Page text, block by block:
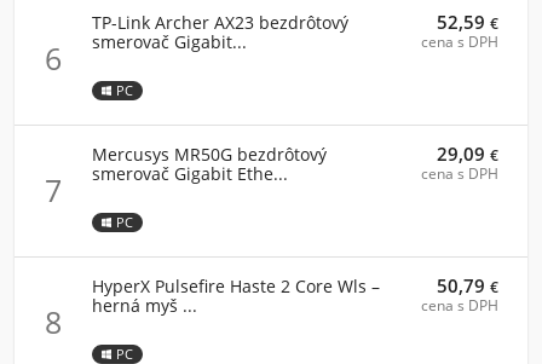
6
TP-Link Archer AX23 bezdrôtový
smerovač Gigabit...
PC
52,59 €
cena s DPH
7
Mercusys MR50G bezdrôtový
smerovač Gigabit Ethe...
PC
29,09 €
cena s DPH
8
HyperX Pulsefire Haste 2 Core Wls –
herná myš ...
PC
50,79 €
cena s DPH